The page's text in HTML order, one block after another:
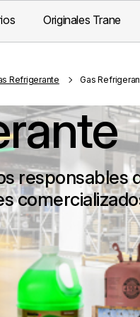
Originales Trane
Refrigerante Gas
responsables